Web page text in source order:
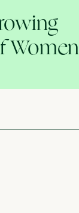
Women